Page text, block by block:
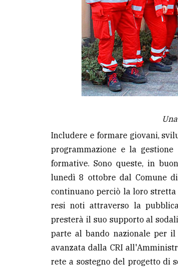
Includere e formare giovani,
programmazione e la
formative. Sono queste, in
lunedì 8 ottobre dal Comune
continuano perciò la loro
resi noti attraverso la
presterà il suo supporto al
parte al bando nazionale per
avanzata dalla CRI
rete a sostegno del progetto di